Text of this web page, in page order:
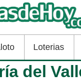
Loterias
del